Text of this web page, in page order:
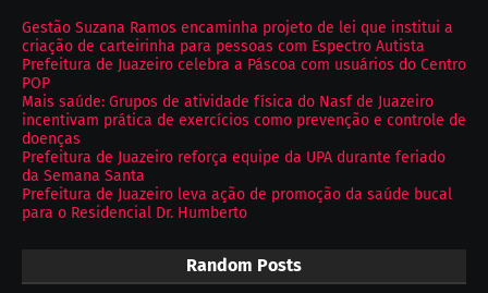
Gestão Suzana Ramos encaminha projeto de lei que institui a
criação de carteirinha para pessoas com Espectro Autista
Prefeitura de Juazeiro celebra a Páscoa com usuários do Centro
POP
Mais saúde: Grupos de atividade física do Nasf de Juazeiro
incentivam prática de exercícios como prevenção e controle de
doenças
Prefeitura de Juazeiro reforça equipe da UPA durante feriado
da Semana Santa
Prefeitura de Juazeiro leva ação de promoção da saúde bucal
para o Residencial Dr. Humberto
Random Posts